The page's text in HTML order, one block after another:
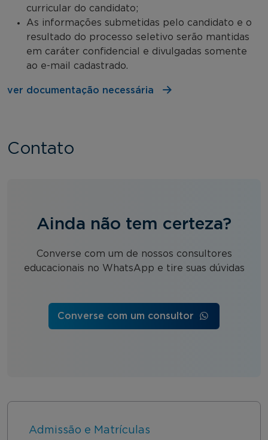
curricular do candidato;
As informações submetidas pelo candidato e o
resultado do processo seletivo serão mantidas
em caráter confidencial e divulgadas somente
ao e-mail cadastrado.
ver documentação necessária
Contato
Ainda não tem certeza?
Converse com um de nossos consultores
educacionais no WhatsApp e tire suas dúvidas
Converse com um consultor
Admissão e Matrículas